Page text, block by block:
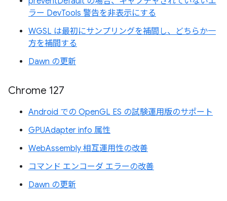
ラー DevTools 警告を非表示にする
WGSL は最初にサンプリングを補間し、どちらか一
方を補間する
Dawn の更新
Chrome 127
Android での OpenGL ES の試験運用版のサポート
GPUAdapter info 属性
WebAssembly 相互運用性の改善
コマンド エンコーダ エラーの改善
Dawn の更新